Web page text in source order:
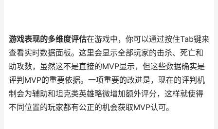
游戏表现的多维度评估在游戏中，你可以通过按住Tab键来
查看实时数据面板。这里会显示全部玩家的击杀、死亡和
助攻数，虽然这不是直接的MVP显示，但这些数据确实是
评判MVP的重要依据。一项重要的改进是，现在的评判机
制会为辅助和坦克类英雄略微增加额外评分，这样就使得
不同位置的玩家都有公正的机会获取MVP认可。